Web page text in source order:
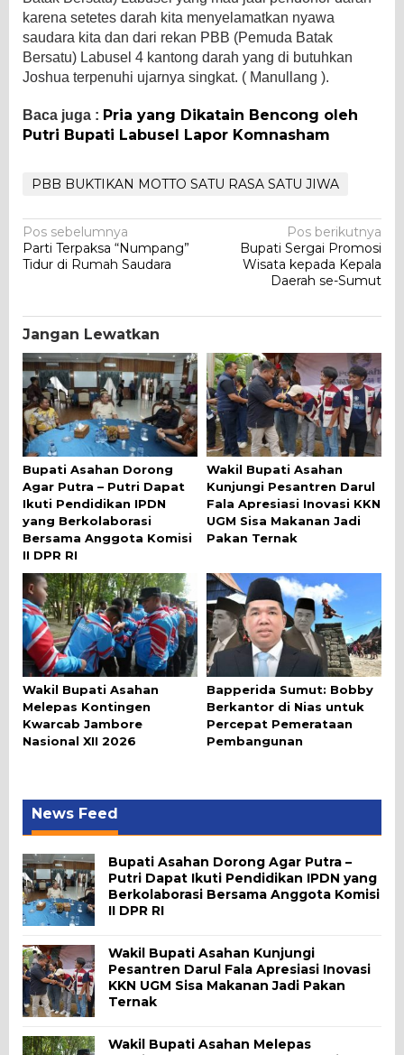
karena setetes darah kita menyelamatkan nyawa
saudara kita dan dari rekan PBB (Pemuda Batak
Bersatu) Labusel 4 kantong darah yang di butuhkan
Joshua terpenuhi ujarnya singkat. ( Manullang ).
Baca juga : Pria yang Dikatain Bencong oleh
Putri Bupati Labusel Lapor Komnasham
PBB BUKTIKAN MOTTO SATU RASA SATU JIWA
Navigasi
pos
Pos sebelumnya
Parti Terpaksa “Numpang”
Tidur di Rumah Saudara
Pos berikutnya
Bupati Sergai Promosi
Wisata kepada Kepala
Daerah se-Sumut
Jangan Lewatkan
Bupati Asahan Dorong
Agar Putra – Putri Dapat
Ikuti Pendidikan IPDN
yang Berkolaborasi
Bersama Anggota Komisi
II DPR RI
Wakil Bupati Asahan
Kunjungi Pesantren Darul
Fala Apresiasi Inovasi KKN
UGM Sisa Makanan Jadi
Pakan Ternak
Wakil Bupati Asahan
Melepas Kontingen
Kwarcab Jambore
Nasional XII 2026
Bapperida Sumut: Bobby
Berkantor di Nias untuk
Percepat Pemerataan
Pembangunan
News Feed
Bupati Asahan Dorong Agar Putra –
Putri Dapat Ikuti Pendidikan IPDN yang
Berkolaborasi Bersama Anggota Komisi
II DPR RI
Wakil Bupati Asahan Kunjungi
Pesantren Darul Fala Apresiasi Inovasi
KKN UGM Sisa Makanan Jadi Pakan
Ternak
Wakil Bupati Asahan Melepas